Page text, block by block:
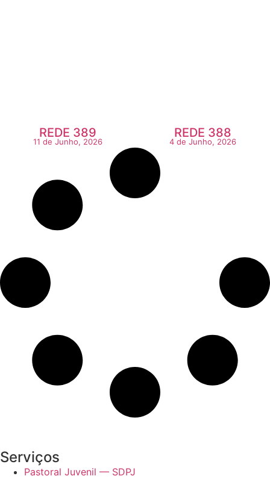
REDE 389
11 de Junho, 2026
REDE 388
4 de Junho, 2026
Serviços
Pastoral Juvenil — SDPJ